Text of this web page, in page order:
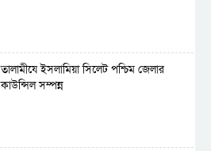
‎তালামীযে ইসলামিয়া সিলেট পশ্চিম জেলার
কাউন্সিল সম্পন্ন